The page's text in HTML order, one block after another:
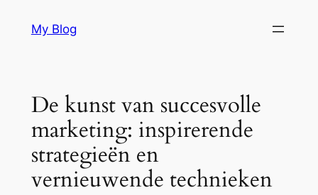
My Blog
De kunst van succesvolle
marketing: inspirerende
strategieën en
vernieuwende technieken